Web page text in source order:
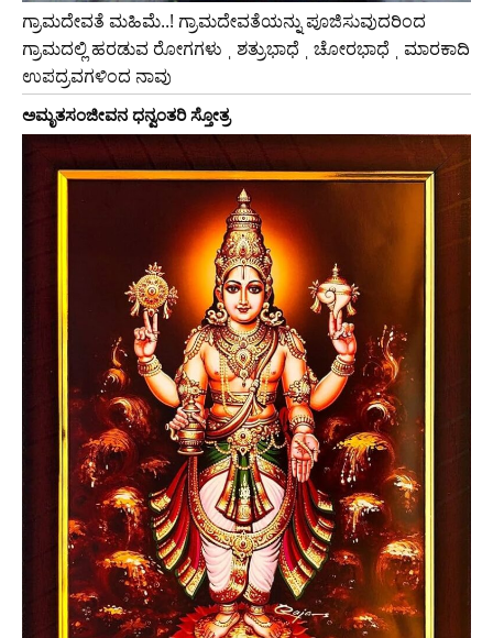
ಗ್ರಾಮದೇವತೆ ಮಹಿಮೆ..! ಗ್ರಾಮದೇವತೆಯನ್ನು ಪೂಜಿಸುವುದರಿಂದ
ಗ್ರಾಮದಲ್ಲಿ ಹರಡುವ ರೋಗಗಳು ˌ ಶತ್ರುಭಾಧೆ ˌ ಚೋರಭಾಧೆ ˌ ಮಾರಕಾದಿ
ಉಪದ್ರವಗಳಿಂದ ನಾವು
ಅಮೃತಸಂಜೀವನ ಧನ್ವಂತರಿ ಸ್ತೋತ್ರ